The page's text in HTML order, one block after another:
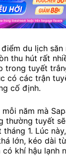
du lịch
thu hút rất
trong tuyết
có các trận
cố định.
năm mà
thường tuyết
1. Lúc
lớn, kéo dài
khí hậu lạnh